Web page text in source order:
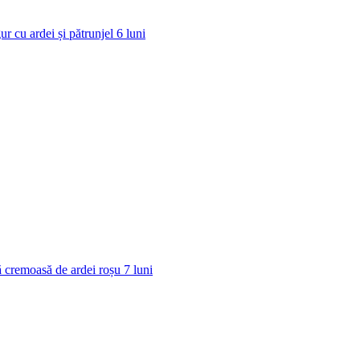
cu ardei și pătrunjel 6 luni
cremoasă de ardei roșu 7 luni